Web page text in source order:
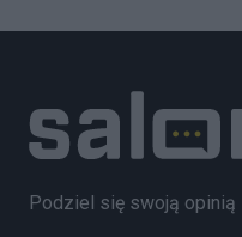
Podziel się swoją opinią